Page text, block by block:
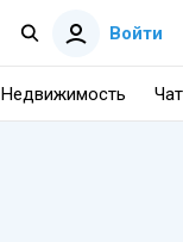
Войти
Недвижимость Чат